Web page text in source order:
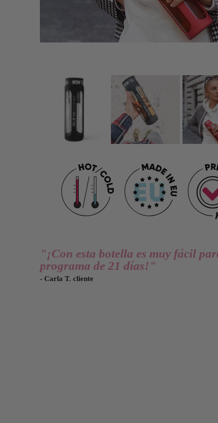
"¡Con esta botella es muy fácil
programa de 21 días!"
- Carla T. cliente